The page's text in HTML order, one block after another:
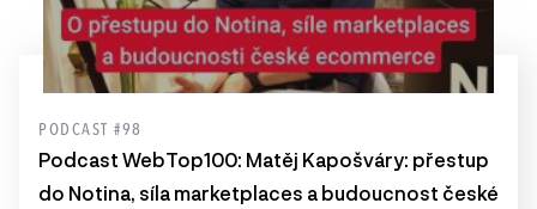
PODCAST #98
Podcast WebTop100: Matěj Kapošváry: přestup
do Notina, síla marketplaces a budoucnost české